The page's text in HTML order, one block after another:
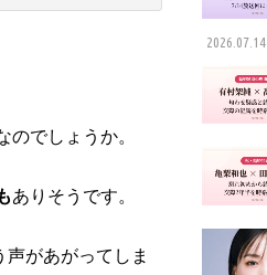
のでしょうか。
ありそうです。
があがってしま
2026.07.14